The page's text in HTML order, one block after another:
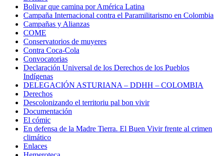
Bolivar que camina por América Latina
Campaña Internacional contra el Paramilitarismo en Colombia
Campañas y Alianzas
COME
Conservatorios de muyeres
Contra Coca-Cola
Convocatorias
Declaración Universal de los Derechos de los Pueblos
Indígenas
DELEGACIÓN ASTURIANA – DDHH – COLOMBIA
Derechos
Descolonizando el territoriu pal bon vivir
Documentación
El cómic
En defensa de la Madre Tierra. El Buen Vivir frente al crimen
climático
Enlaces